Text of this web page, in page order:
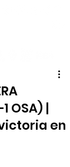
OSA) |
en